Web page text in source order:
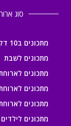
סוג
מתכונים ב10 דקות
מתכונים לשבת
מתכונים
מתכונים
מתכונים
מתכונים לילדים